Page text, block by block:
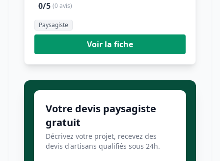
0/5 (0 avis)
Paysagiste
Voir la fiche
Votre devis paysagiste
gratuit
Décrivez votre projet, recevez des
devis d'artisans qualifiés sous 24h.